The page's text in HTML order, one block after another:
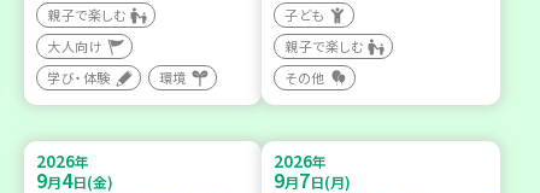
親子で楽しむ
大人向け
学び・体験
環境
子ども
親子で楽しむ
その他
2026年
9月4日(金)
2026年
9月7日(月)